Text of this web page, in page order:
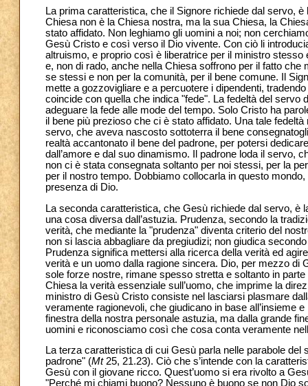
La prima caratteristica, che il Signore richiede dal servo,
Chiesa non è la Chiesa nostra, ma la sua Chiesa, la
stato affidato. Non leghiamo gli uomini a noi; non
Gesù Cristo e così verso il Dio vivente. Con ciò li
altruismo, e proprio così è liberatrice per il ministro
e, non di rado, anche nella Chiesa soffrono per il fatto
se stessi e non per la comunità, per il bene comune. Il
mette a gozzovigliare e a percuotere i dipendenti,
coincide con quella che indica "fede". La fedeltà del
adeguare la fede alle mode del tempo. Solo Cristo ha
il bene più prezioso che ci è stato affidato. Una tale
servo, che aveva nascosto sottoterra il bene
realtà accantonato il bene del padrone, per potersi
dall’amore e dal suo dinamismo. Il padrone loda il servo,
non ci è stata consegnata soltanto per noi stessi, per la
per il nostro tempo. Dobbiamo collocarla in questo
presenza di Dio.
La seconda caratteristica, che Gesù richiede dal servo, è
una cosa diversa dall’astuzia. Prudenza, secondo la
verità, che mediante la "prudenza" diventa criterio del
non si lascia abbagliare da pregiudizi; non giudica
Prudenza significa mettersi alla ricerca della verità ed
verità e un uomo dalla ragione sincera. Dio, per mezzo di
sole forze nostre, rimane spesso stretta e soltanto in
Chiesa la verità essenziale sull’uomo, che imprime la
ministro di Gesù Cristo consiste nel lasciarsi plasmare
veramente ragionevoli, che giudicano in base all’insieme
finestra della nostra personale astuzia, ma dalla grande
uomini e riconosciamo così che cosa conta veramente
La terza caratteristica di cui Gesù parla nelle parabole
padrone" (Mt25, 21.23). Ciò che s’intende con la
Gesù con il giovane ricco. Quest’uomo si era rivolto a
"Perché mi chiami buono? Nessuno è buono se non Dio